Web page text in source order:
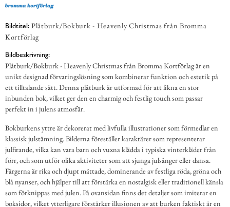
Bildtitel: Plåtburk/Bokburk - Heavenly Christmas från Bromma
Kortförlag
Bildbeskrivning:
Plåtburk/Bokburk - Heavenly Christmas från Bromma Kortförlag är en
unikt designad förvaringslösning som kombinerar funktion och estetik på
ett tilltalande sätt. Denna plåtburk är utformad för att likna en stor
inbunden bok, vilket ger den en charmig och festlig touch som passar
perfekt in i julens atmosfär.
Bokburkens yttre är dekorerat med livfulla illustrationer som förmedlar en
klassisk julstämning. Bilderna föreställer karaktärer som representerar
julfirande, vilka kan vara barn och vuxna klädda i typiska vinterkläder från
förr, och som utför olika aktiviteter som att sjunga julsånger eller dansa.
Färgerna är rika och djupt mättade, dominerande av festliga röda, gröna och
blå nyanser, och hjälper till att förstärka en nostalgisk eller traditionell känsla
som förknippas med julen. På ovansidan finns det detaljer som imiterar en
boksidor, vilket ytterligare förstärker illusionen av att burken faktiskt är en